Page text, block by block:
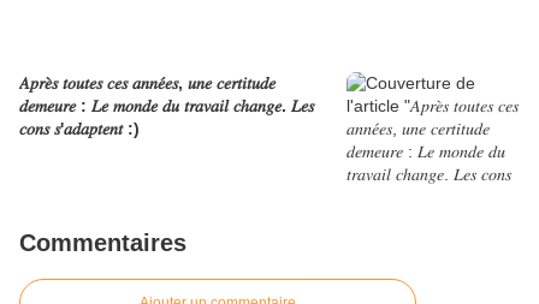
𝐴𝑝𝑟𝑒̀𝑠 𝑡𝑜𝑢𝑡𝑒𝑠 𝑐𝑒𝑠 𝑎𝑛𝑛𝑒́𝑒𝑠, 𝑢𝑛𝑒 𝑐𝑒𝑟𝑡𝑖𝑡𝑢𝑑𝑒
𝑑𝑒𝑚𝑒𝑢𝑟𝑒 : 𝐿𝑒 𝑚𝑜𝑛𝑑𝑒 𝑑𝑢 𝑡𝑟𝑎𝑣𝑎𝑖𝑙 𝑐ℎ𝑎𝑛𝑔𝑒. 𝐿𝑒𝑠
𝑐𝑜𝑛𝑠 𝑠'𝑎𝑑𝑎𝑝𝑡𝑒𝑛𝑡 :)
Commentaires